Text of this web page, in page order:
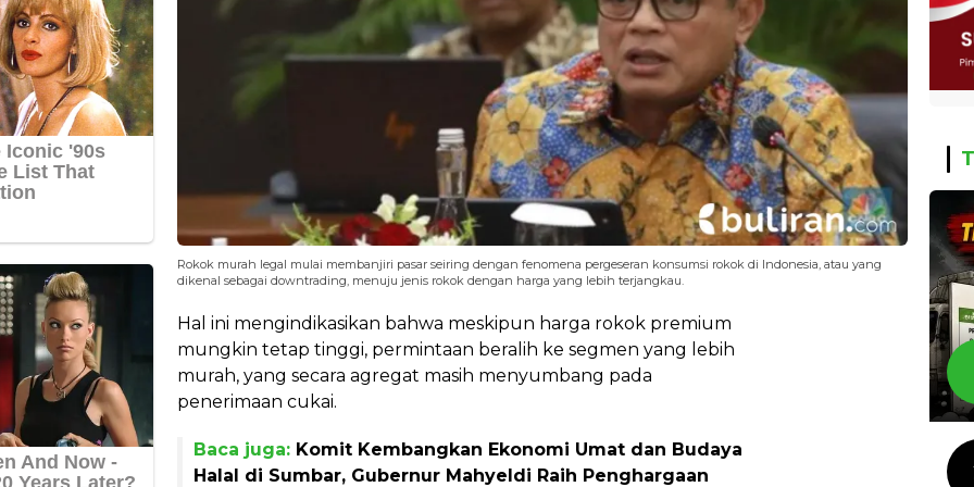
Rokok murah legal mulai membanjiri pasar seiring dengan fenomena pergeseran konsumsi rokok di Indonesia, atau yang
dikenal sebagai downtrading, menuju jenis rokok dengan harga yang lebih terjangkau.
Hal ini mengindikasikan bahwa meskipun harga rokok premium
mungkin tetap tinggi, permintaan beralih ke segmen yang lebih
murah, yang secara agregat masih menyumbang pada
penerimaan cukai.
Baca juga: Komit Kembangkan Ekonomi Umat dan Budaya
Halal di Sumbar, Gubernur Mahyeldi Raih Penghargaan